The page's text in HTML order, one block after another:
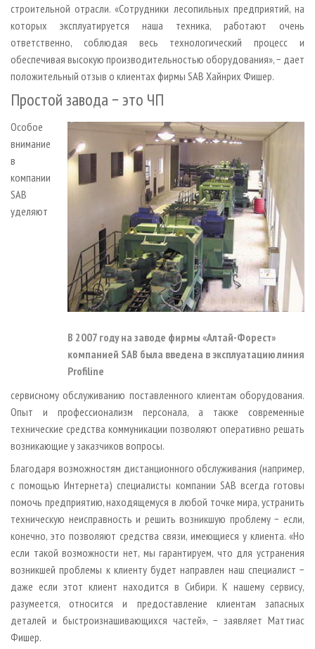
строительной отрасли. «Сотрудники лесопильных предприятий, на
которых эксплуатируется наша техника, работают очень
ответственно, соблюдая весь технологический процесс и
обеспечивая высокую производительностью оборудования», − дает
положительный отзыв о клиентах фирмы SAB Хайнрих Фишер.
Простой завода − это ЧП
В 2007 году на заводе фирмы «Алтай-Форест»
компанией SAB была введена в эксплуатацию линия
Profiline
Особое
внимание
в
компании
SAB
уделяют
сервисному обслуживанию поставленного клиентам оборудования.
Опыт и профессионализм персонала, а также современные
технические средства коммуникации позволяют оперативно решать
возникающие у заказчиков вопросы.
Благодаря возможностям дистанционного обслуживания (например,
с помощью Интернета) специалисты компании SAB всегда готовы
помочь предприятию, находящемуся в любой точке мира, устранить
техническую неисправность и решить возникшую проблему − если,
конечно, это позволяют средства связи, имеющиеся у клиента. «Но
если такой возможности нет, мы гарантируем, что для устранения
возникшей проблемы к клиенту будет направлен наш специалист −
даже если этот клиент находится в Сибири. К нашему сервису,
разумеется, относится и предоставление клиентам запасных
деталей и быстроизнашивающихся частей», − заявляет Маттиас
Фишер.